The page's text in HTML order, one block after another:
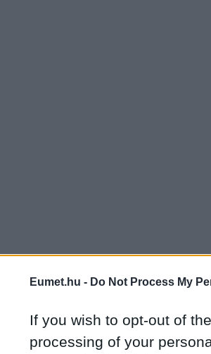
Eumet.hu - Do Not Process My
If you wish to opt-out of
processing of your
Minden jog fenntartva.
szabadon és ingyen használható,
a forrás pontos megjelölésével,
más honlapra történő
hozzá, illetve írásos
Kapcsolat